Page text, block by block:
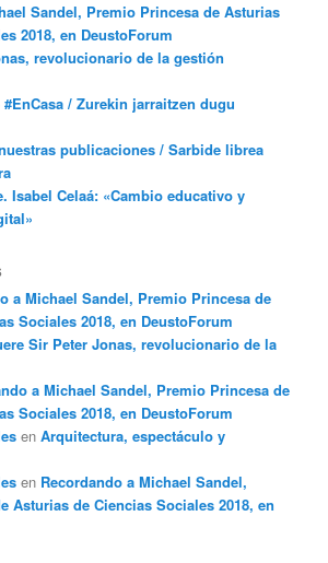
Sandel, Premio Princesa de Asturias
2018, en DeustoForum
revolucionario de la gestión
/ Zurekin jarraitzen dugu
publicaciones / Sarbide librea
Isabel Celaá: «Cambio educativo y
a Michael Sandel, Premio Princesa de
Sociales 2018, en DeustoForum
Sir Peter Jonas, revolucionario de la
a Michael Sandel, Premio Princesa de
Sociales 2018, en DeustoForum
enArquitectura, espectáculo y
en Recordando a Michael Sandel,
Asturias de Ciencias Sociales 2018, en